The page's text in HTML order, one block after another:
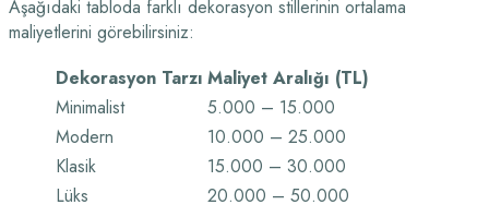
Aşağıdaki tabloda farklı dekorasyon stillerinin ortalama
maliyetlerini görebilirsiniz:
Dekorasyon Tarzı Maliyet Aralığı (TL)
Minimalist
5.000 – 15.000
Modern
10.000 – 25.000
Klasik
15.000 – 30.000
Lüks
20.000 – 50.000